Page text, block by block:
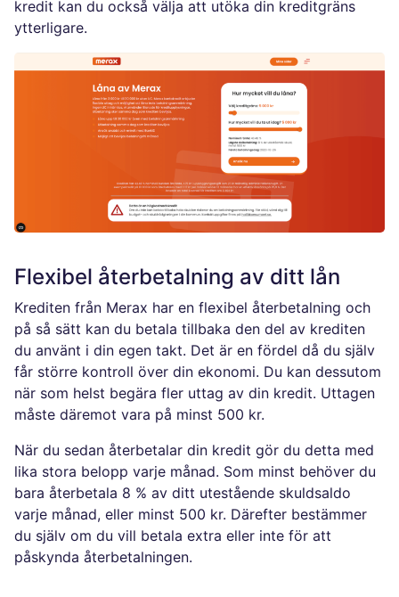
kredit kan du också välja att utöka din kreditgräns
ytterligare.
Flexibel återbetalning av ditt lån
Krediten från Merax har en flexibel återbetalning och
på så sätt kan du betala tillbaka den del av krediten
du använt i din egen takt. Det är en fördel då du själv
får större kontroll över din ekonomi. Du kan dessutom
när som helst begära fler uttag av din kredit. Uttagen
måste däremot vara på minst 500 kr.
När du sedan återbetalar din kredit gör du detta med
lika stora belopp varje månad. Som minst behöver du
bara återbetala 8 % av ditt utestående skuldsaldo
varje månad, eller minst 500 kr. Därefter bestämmer
du själv om du vill betala extra eller inte för att
påskynda återbetalningen.